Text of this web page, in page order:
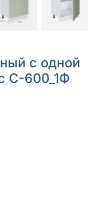
с одной
С-600_1Ф